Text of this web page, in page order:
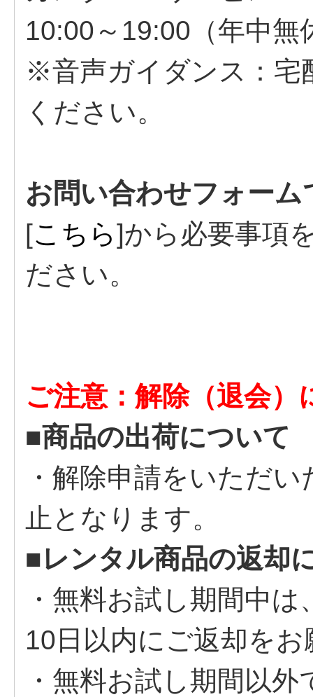
10:00～19:00（年中無
※音声ガイダンス：宅
ください。
お問い合わせフォー
[こちら]から必要事項
ださい。
ご注意：解除（退会）
■商品の出荷について
・解除申請をいただ
止となります。
■レンタル商品の返却
・無料お試し期間中
10日以内にご返却を
・無料お試し期間以